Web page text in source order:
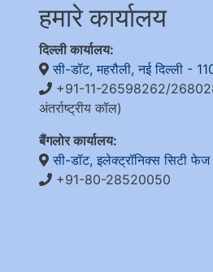
हमारे कार्यालय
दिल्ली कार्यालय:
सी-डॉट, महरौली, नई दिल्ली -
+91-11-26598262/
अंतर्राष्ट्रीय कॉल)
बैंगलोर कार्यालय:
सी-डॉट, इलेक्ट्रॉनिक्स सिटी
+91-80-28520050